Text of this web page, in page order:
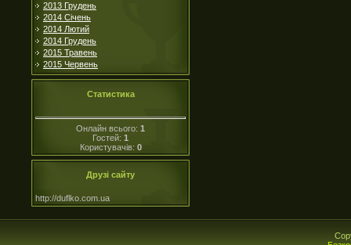
2013 Грудень
2014 Січень
2014 Лютий
2014 Грудень
2015 Травень
2015 Червень
Статистика
Онлайн всього: 1
Гостей: 1
Користувачів: 0
Друзі сайту
http://duflko.com.ua